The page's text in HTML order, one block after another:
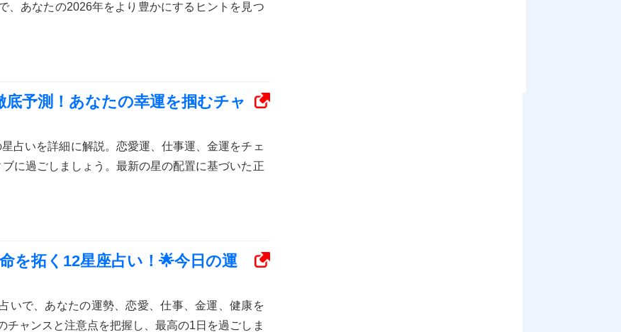
、あなたの2026年をより豊かにするヒントを見つ
予測！あなたの幸運を掴むチャ
占いを詳細に解説。恋愛運、仕事運、金運をチェ
に過ごしましょう。最新の星の配置に基づいた正
を拓く12星座占い！🌟今日の運
いで、あなたの運勢、恋愛、仕事、金運、健康を
チャンスと注意点を把握し、最高の1日を過ごしま